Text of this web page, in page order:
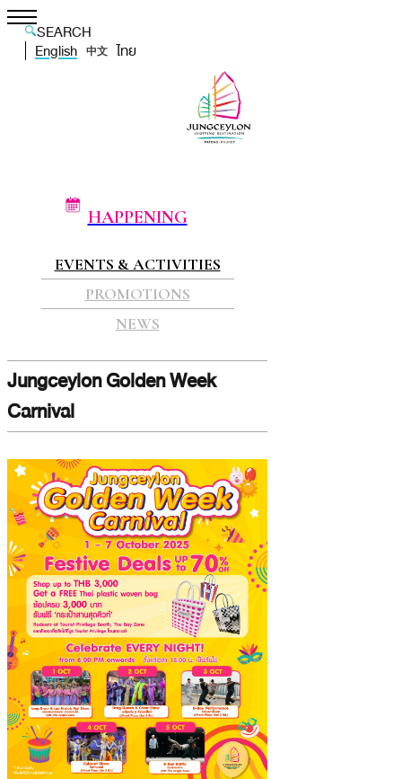
SEARCH
English
中文 ไทย
HAPPENING
EVENTS & ACTIVITIES
PROMOTIONS
NEWS
Jungceylon Golden Week
Carnival